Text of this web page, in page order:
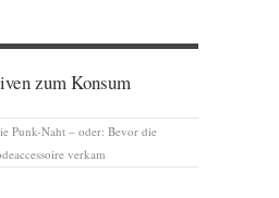
zum Konsum
Punk-Naht – oder: Bevor die
verkam